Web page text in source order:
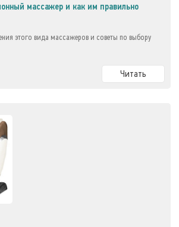
массажер и как им правильно
этого вида массажеров и советы по выбору
Читать